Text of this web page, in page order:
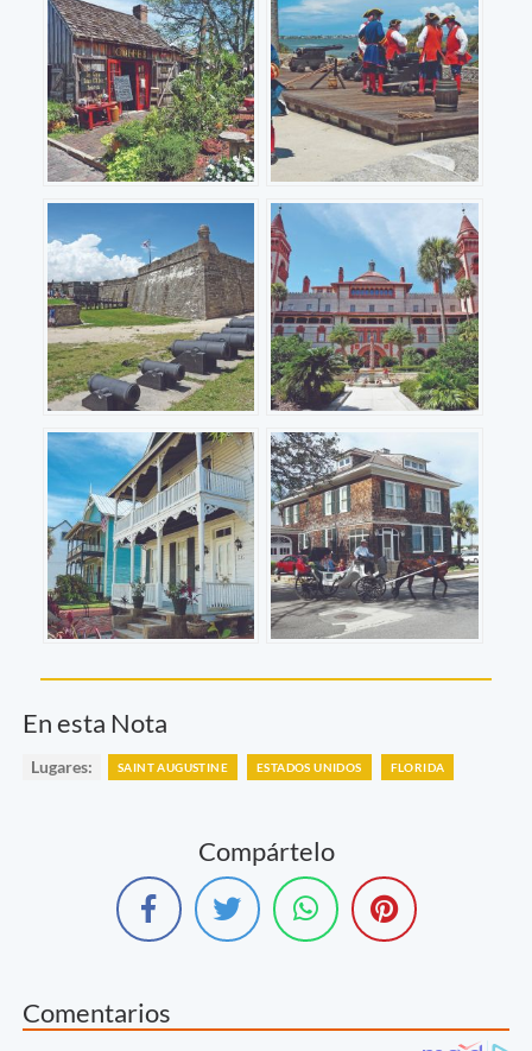
En esta Nota
Lugares: SAINT AUGUSTINE ESTADOS UNIDOS FLORIDA
Compártelo
Comentarios